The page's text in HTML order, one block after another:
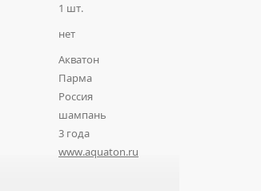
1 шт.
нет
Акватон
Парма
Россия
шампань
3 года
www.aquaton.ru